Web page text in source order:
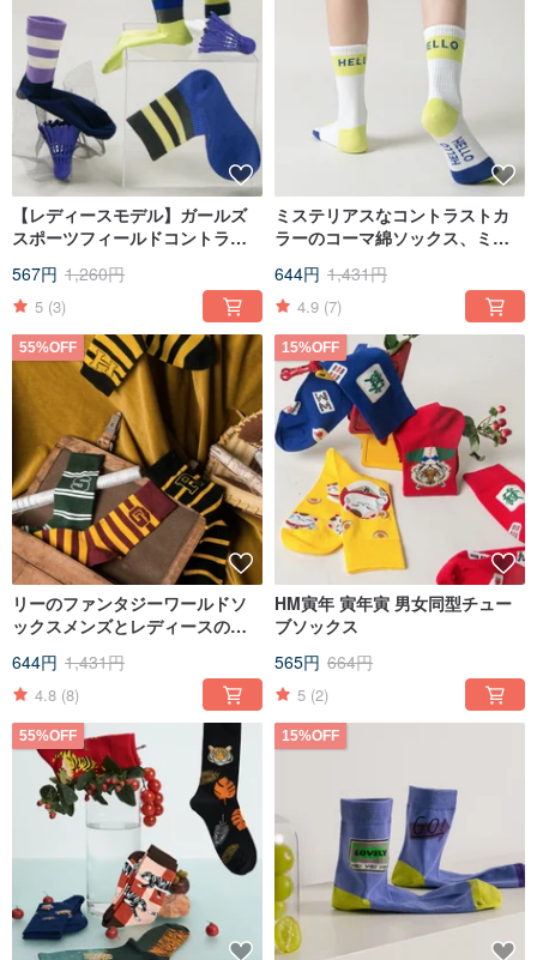
【レディースモデル】ガールズ
スポーツフィールドコントラス
のストライプコットンソックス
日本製カジュアルソックス
567円 1,260円
5 (3)
ミステリアスなコントラストカ
ラーのコーマ綿ソックス、ミッ
モデル、トレンディなソック
ス、男性と女性のオールマッチ
644円 1,431円
4.9 (7)
55%OFF
リーのファンタジーワールドソ
ックスメンズとレディースの同
ートヨーロッパとアメリカのレ
トロな文体スタイルのチューブ
ソックス
644円 1,431円
4.8 (8)
15%OFF
HM寅年 寅年寅 男女同型チュー
ブソックス
565円 664円
5 (2)
55%OFF 15%OFF